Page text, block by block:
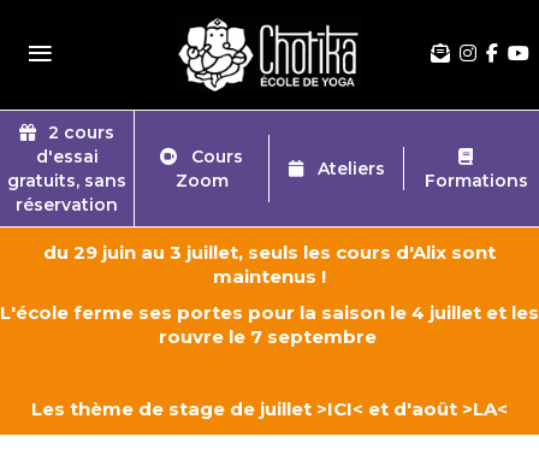
≡
2 cours
d'essai
gratuits, sans
réservation
Cours
Zoom
Ateliers
Formations
du 29 juin au 3 juillet, seuls les cours d'Alix sont
maintenus !
L'école ferme ses portes pour la saison le 4 juillet et les
rouvre le 7 septembre
Les thème de stage de juillet >ICI< et d'août >LA<